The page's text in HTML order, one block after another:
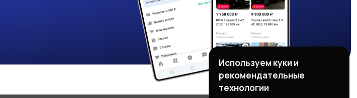
Используем куки и
рекомендательные
технологии